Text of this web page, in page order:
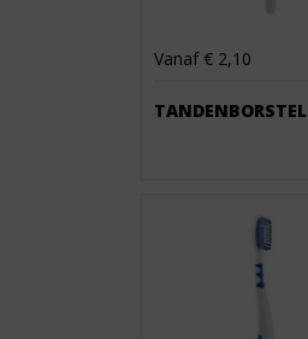
Vanaf € 2,10
TANDENBORSTEL